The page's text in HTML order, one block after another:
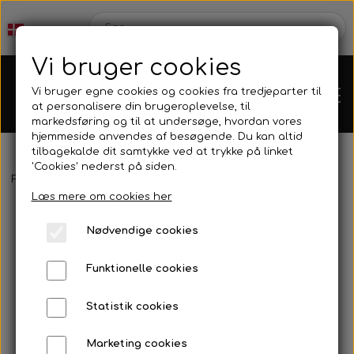
Karts
Mini kart
Motor
Forside
Vi bruger cookies
Vi bruger egne cookies og cookies fra tredjeparter til
at personalisere din brugeroplevelse, til
markedsføring og til at undersøge, hvordan vores
hjemmeside anvendes af besøgende. Du kan altid
tilbagekalde dit samtykke ved at trykke på linket
'Cookies' nederst på siden.
Læs mere om cookies her
Nødvendige cookies
Funktionelle cookies
Statistik cookies
Marketing cookies